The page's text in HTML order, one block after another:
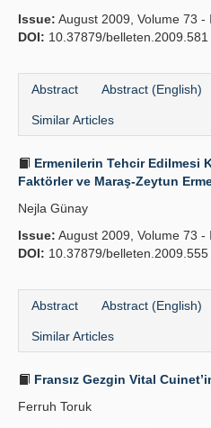
Issue: August 2009, Volume 73 -
DOI: 10.37879/belleten.2009.581
Abstract Abstract (English)
Similar Articles
Ermenilerin Tehcir Edilmesi
Faktörler ve Maraş-Zeytun
Nejla Günay
Issue: August 2009, Volume 73 -
DOI: 10.37879/belleten.2009.555
Abstract Abstract (English)
Similar Articles
Fransız Gezgin Vital
Ferruh Toruk